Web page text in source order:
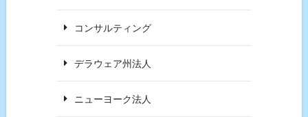
コンサルティング
デラウェア州法人
ニューヨーク法人